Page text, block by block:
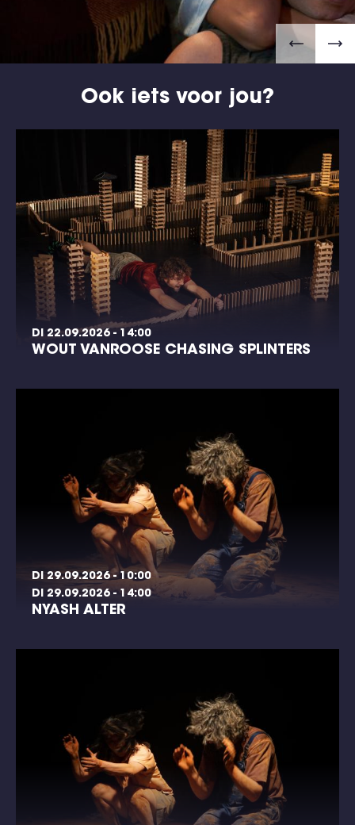
Ook iets voor jou?
DI 22.09.2026 - 14:00
WOUT VANROOSE CHASING SPLINTERS
DI 29.09.2026 - 10:00
DI 29.09.2026 - 14:00
NYASH ALTER